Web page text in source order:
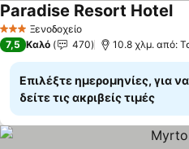
3 ΑστέριαΞενοδοχείο
Paradise Resort Hotel
7,5 Καλό 470 10.8 χλμ. από:
Επιλέξτε ημερομηνίες, για να
δείτε τις ακριβείς τιμές